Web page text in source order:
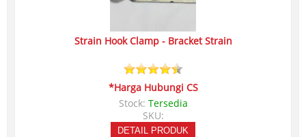
Strain Hook Clamp - Bracket Strain
*Harga Hubungi CS
Stock: Tersedia
SKU:
DETAIL PRODUK